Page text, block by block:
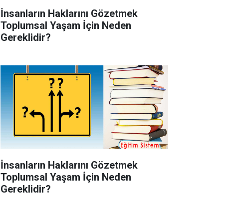
İnsanların Haklarını Gözetmek
Toplumsal Yaşam İçin Neden
Gereklidir?
İnsanların Haklarını Gözetmek
Toplumsal Yaşam İçin Neden
Gereklidir?